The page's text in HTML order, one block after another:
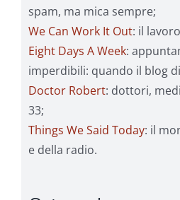
spam, ma mica sempre;
We Can Work It Out: il
Eight Days A Week:
imperdibili: quando il blog
Doctor Robert: dottori,
33;
Things We Said Today: il
e della radio.